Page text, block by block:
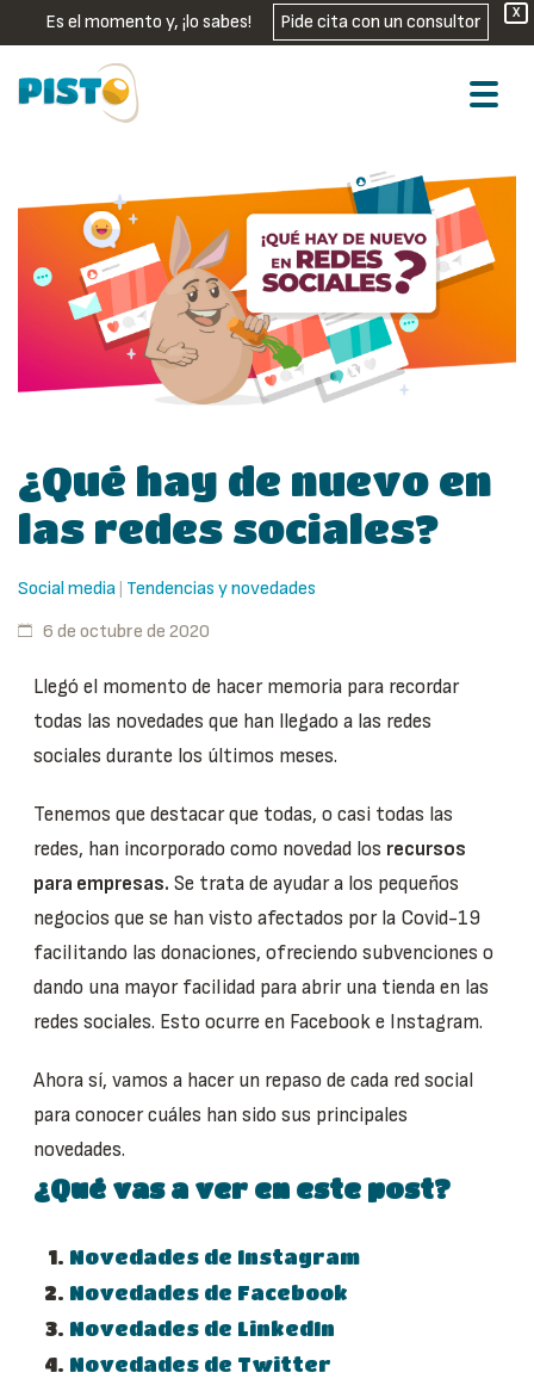
X
Es el momento y, ¡lo sabes! Pide cita con un consultor
¿Qué hay de nuevo en
las redes sociales?
Social media Tendencias y novedades
6 de octubre de 2020
Llegó el momento de hacer memoria para recordar
todas las novedades que han llegado a las redes
sociales durante los últimos meses.
Tenemos que destacar que todas, o casi todas las
redes, han incorporado como novedad los recursos
para empresas. Se trata de ayudar a los pequeños
negocios que se han visto afectados por la Covid-19
facilitando las donaciones, ofreciendo subvenciones o
dando una mayor facilidad para abrir una tienda en las
redes sociales. Esto ocurre en Facebook e Instagram.
Ahora sí, vamos a hacer un repaso de cada red social
para conocer cuáles han sido sus principales
novedades.
¿Qué vas a ver en este post?
Novedades de Instagram
Novedades de Facebook
Novedades de LinkedIn
Novedades de Twitter